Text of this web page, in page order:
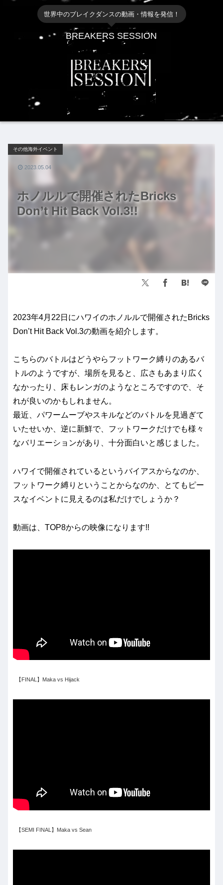
世界中のブレイクダンスの動画・情報を発信！
BREAKERS SESSION
ホノルルで開催されたBricks
Don’t Hit Back Vol.3!!
その他海外イベント
2023.05.04
2023年4月22日にハワイのホノルルで開催されたBricks
Don’t Hit Back Vol.3の動画を紹介します。
こちらのバトルはどうやらフットワーク縛りのあるバ
トルのようですが、場所を見ると、広さもあまり広く
なかったり、床もレンガのようなところですので、そ
れが良いのかもしれません。
最近、パワームーブやスキルなどのバトルを見過ぎて
いたせいか、逆に新鮮で、フットワークだけでも様々
なバリエーションがあり、十分面白いと感じました。
ハワイで開催されているというバイアスからなのか、
フットワーク縛りということからなのか、とてもピー
スなイベントに見えるのは私だけでしょうか？
動画は、TOP8からの映像になります!!
【FINAL】Maka vs Hijack
【SEMI FINAL】Maka vs Sean